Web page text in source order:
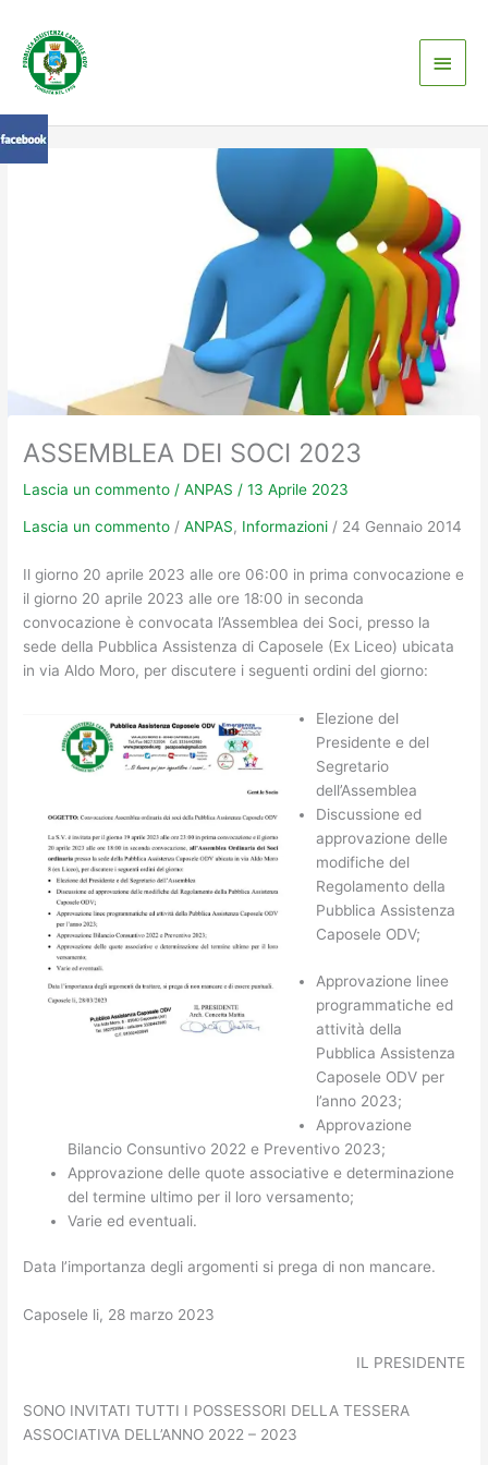
contenuto
Menu
ASSEMBLEA DEI SOCI 2023
Lascia un commento /ANPAS /13 Aprile 2023
Lascia un commento /ANPAS, Informazioni / 24 Gennaio 2014
Il giorno 20 aprile 2023 alle ore 06:00 in prima convocazione e
il giorno 20 aprile 2023 alle ore 18:00 in seconda
convocazione è convocata l’Assemblea dei Soci, presso la
sede della Pubblica Assistenza di Caposele (Ex Liceo) ubicata
in via Aldo Moro, per discutere i seguenti ordini del giorno:
Elezione del
Presidente e del
Segretario
dell’Assemblea
Discussione ed
approvazione delle
modifiche del
Regolamento della
Pubblica Assistenza
Caposele ODV;
Approvazione linee
programmatiche ed
attività della
Pubblica Assistenza
Caposele ODV per
l’anno 2023;
Approvazione
Bilancio Consuntivo 2022 e Preventivo 2023;
Approvazione delle quote associative e determinazione
del termine ultimo per il loro versamento;
Varie ed eventuali.
Data l’importanza degli argomenti si prega di non mancare.
Caposele li, 28 marzo 2023
IL PRESIDENTE
SONO INVITATI TUTTI I POSSESSORI DELLA TESSERA
ASSOCIATIVA DELL’ANNO 2022 – 2023